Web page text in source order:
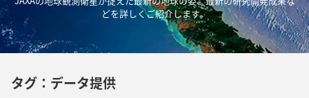
どを詳しくご紹介します。
タグ：データ提供